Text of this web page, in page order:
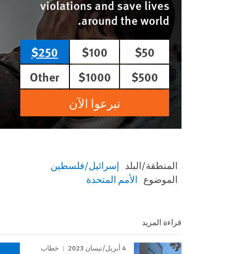
violations and save lives
around the world.
$50
$100
$250
$500
$1000
Other
تبرعوا الآن
المنطقة/البلد إسرائيل/فلسطين
الموضوع الأمم المتحدة
قراءة المزيد
4 أبريل/نيسان 2023 خطاب